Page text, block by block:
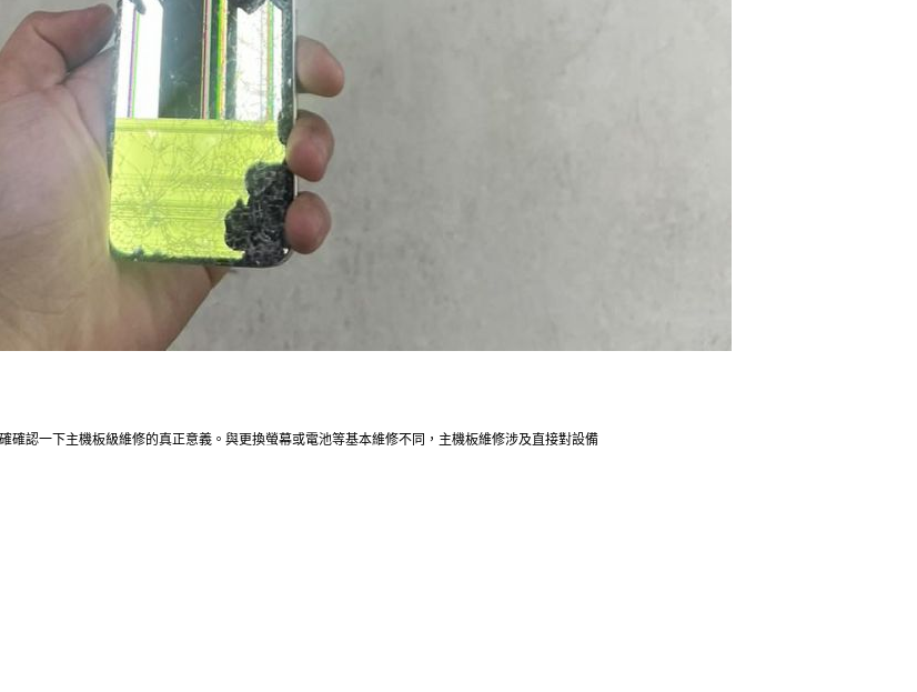
確認一下主機板級維修的真正意義。與更換螢幕或電池等基本維修不同，主機板維修涉及直接對設備